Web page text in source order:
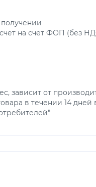
на счет ФОП (без
зависит от
в течении 14 дней